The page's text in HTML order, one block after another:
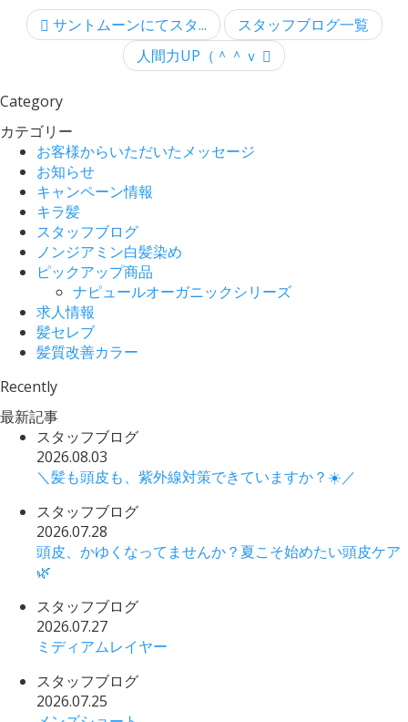
サントムーンにてスタ...
スタッフブログ一覧
人間力UP（＾＾ｖ
Category
カテゴリー
お客様からいただいたメッセージ
お知らせ
キャンペーン情報
キラ髪
スタッフブログ
ノンジアミン白髪染め
ピックアップ商品
ナピュールオーガニックシリーズ
求人情報
髪セレブ
髪質改善カラー
Recently
最新記事
スタッフブログ
2026.08.03
＼髪も頭皮も、紫外線対策できていますか？☀️／
スタッフブログ
2026.07.28
頭皮、かゆくなってませんか？夏こそ始めたい頭皮ケア
🌿
スタッフブログ
2026.07.27
ミディアムレイヤー
スタッフブログ
2026.07.25